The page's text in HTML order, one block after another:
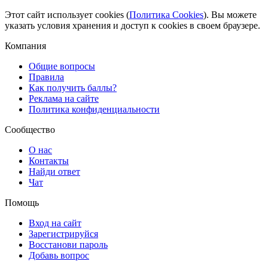
Этот сайт использует cookies (Политика Cookies). Вы можете
указать условия хранения и доступ к cookies в своем браузере.
Компания
Общие вопросы
Правила
Как получить баллы?
Реклама на сайте
Политика конфиденциальности
Сообщество
О нас
Контакты
Найди ответ
Чат
Помощь
Вход на сайт
Зарегистрируйся
Восстанови пароль
Добавь вопрос